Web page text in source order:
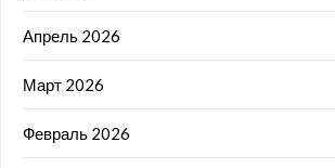
Апрель 2026
Март 2026
Февраль 2026